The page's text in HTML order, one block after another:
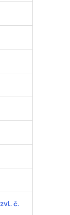
zvl. č.